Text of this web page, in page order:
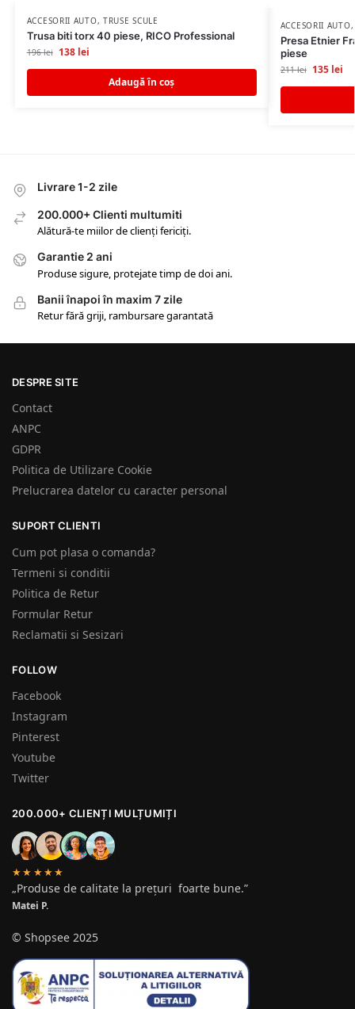
ACCESORII AUTO, TRUSE SCULE
Trusa biti torx 40 piese, RICO Professional
196lei 138 lei
Adaugă în coș
ACCESORII AUTO
Presa Etnier
piese
211lei 135 lei
Livrare 1-2 zile
200.000+ Clienti multumiti
Alătură-te miilor de clienți fericiți.
Garantie 2 ani
Produse sigure, protejate timp de doi ani.
Banii înapoi în maxim 7 zile
Retur fără griji, rambursare garantată
DESPRE SITE
Contact
ANPC
GDPR
Politica de Utilizare Cookie
Prelucrarea datelor cu caracter personal
SUPORT CLIENTI
Cum pot plasa o comanda?
Termeni si conditii
Politica de Retur
Formular Retur
Reclamatii si Sesizari
FOLLOW
Facebook
Instagram
Pinterest
Youtube
Twitter
200.000+ CLIENȚI MULȚUMIȚI
★★★★★
„Produse de calitate la prețuri foarte bune.”
Matei P.
© Shopsee 2025